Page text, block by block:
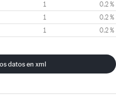
1 0,2 %
1 0,2 %
1 0,2 %
datos en xml